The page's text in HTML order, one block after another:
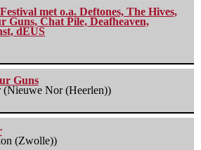
met o.a. Deftones, The Hives,
Guns, Chat Pile, Deafheaven,
dEUS
Guns
Nor (Heerlen))
(Zwolle))